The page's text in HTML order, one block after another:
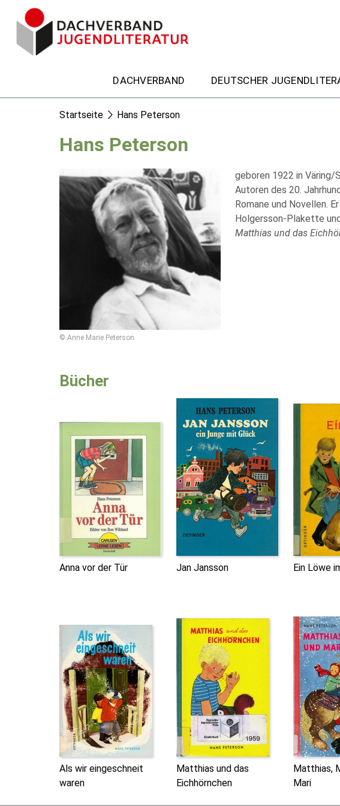
DACHVERBAND DEUTSCHER
Startseite Hans Peterson
Hans Peterson
© Anne Marie Peterson
geboren 1922 in
Autoren des 20.
Romane und Novellen.
Holgersson-Plakette
Matthias und das
Bücher
Anna vor der Tür Jan Jansson Ein Löwe
Als wir eingeschneit
waren
Matthias und das
Eichhörnchen
Matthias,
Mari